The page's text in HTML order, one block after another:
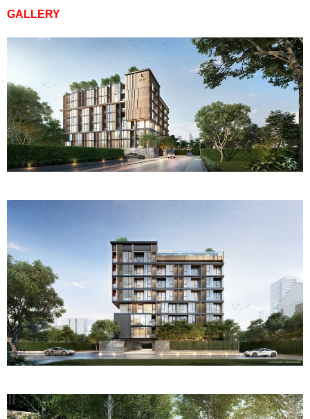
GALLERY